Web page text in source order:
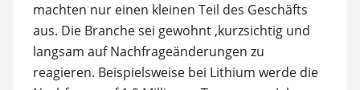
machten nur einen kleinen Teil des Geschäfts
aus. Die Branche sei gewohnt ,kurzsichtig und
langsam auf Nachfrageänderungen zu
reagieren. Beispielsweise bei Lithium werde die